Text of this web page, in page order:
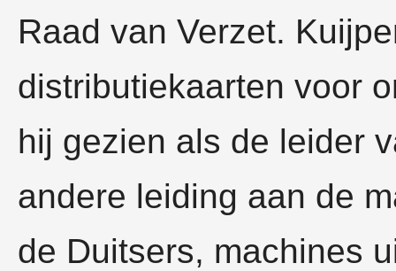
Raad van Verzet.
distributiekaarten voor
hij gezien als de leider
andere leiding aan de
de Duitsers, machines